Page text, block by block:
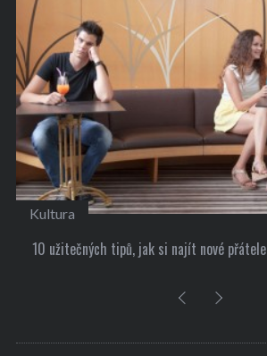
Kultura
10 užitečných tipů, jak si najít nové přátele